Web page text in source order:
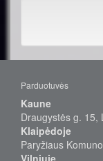
Parduotuvės
Kaune
Draugystės g. 15,
Klaipėdoje
Paryžiaus
Vilniuje